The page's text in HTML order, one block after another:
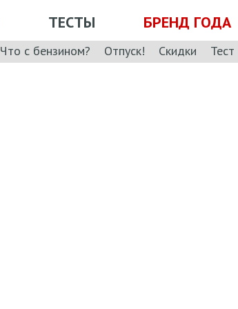
ТЕСТЫ БРЕНД ГОДА
Что с бензином? Отпуск! Скидки